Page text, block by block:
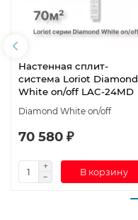
Настенная сплит-
система Loriot Diamond
White on/off LAC-24MD
Diamond White on/off
70 580 ₽
В корзину